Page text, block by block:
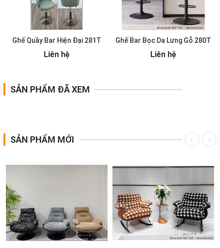
Ghế Quầy Bar Hiện Đại 281T
Liên hệ
Ghế Bar Bọc Da Lưng Gỗ 280T
Liên hệ
SẢN PHẨM ĐÃ XEM
SẢN PHẨM MỚI